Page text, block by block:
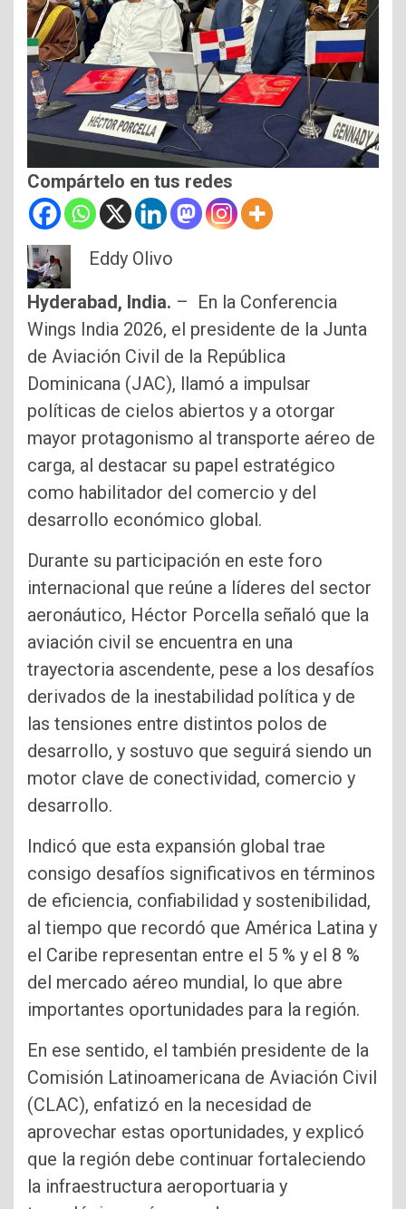
Compártelo en tus redes
Eddy Olivo
Hyderabad, India. – En la Conferencia
Wings India 2026, el presidente de la Junta
de Aviación Civil de la República
Dominicana (JAC), llamó a impulsar
políticas de cielos abiertos y a otorgar
mayor protagonismo al transporte aéreo de
carga, al destacar su papel estratégico
como habilitador del comercio y del
desarrollo económico global.
Durante su participación en este foro
internacional que reúne a líderes del sector
aeronáutico, Héctor Porcella señaló que la
aviación civil se encuentra en una
trayectoria ascendente, pese a los desafíos
derivados de la inestabilidad política y de
las tensiones entre distintos polos de
desarrollo, y sostuvo que seguirá siendo un
motor clave de conectividad, comercio y
desarrollo.
Indicó que esta expansión global trae
consigo desafíos significativos en términos
de eficiencia, confiabilidad y sostenibilidad,
al tiempo que recordó que América Latina y
el Caribe representan entre el 5 % y el 8 %
del mercado aéreo mundial, lo que abre
importantes oportunidades para la región.
En ese sentido, el también presidente de la
Comisión Latinoamericana de Aviación Civil
(CLAC), enfatizó en la necesidad de
aprovechar estas oportunidades, y explicó
que la región debe continuar fortaleciendo
la infraestructura aeroportuaria y